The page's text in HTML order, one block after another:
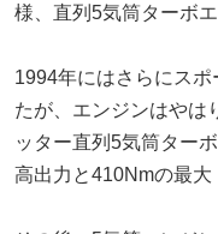
様、直列5気筒ターボエ
1994年にはさらにス
たが、エンジンはやは
ッター直列5気筒ター
高出力と410Nmの最大